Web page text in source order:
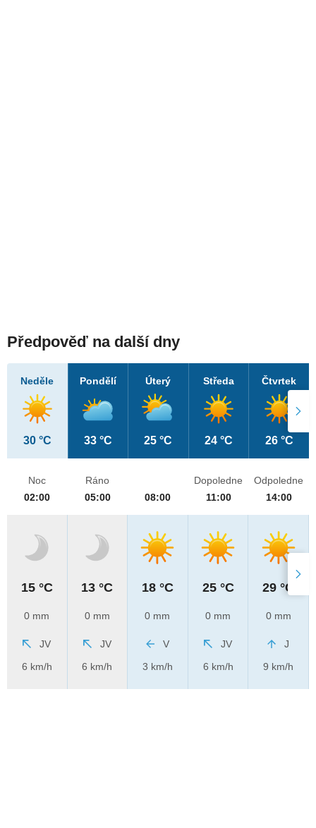
Předpověď na další dny
Neděle
30 °C
Pondělí
33 °C
Úterý
25 °C
Středa
24 °C
Čtvrtek
26 °C
Noc
02:00
15 °C
0 mm
JV
6 km/h
Ráno
05:00
13 °C
0 mm
JV
6 km/h
08:00
18 °C
0 mm
V
3 km/h
Dopoledne
11:00
25 °C
0 mm
JV
6 km/h
Odpoledne
14:00
29 °C
0 mm
J
9 km/h